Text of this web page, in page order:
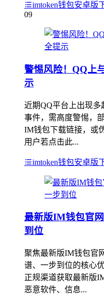
imtoken钱包安卓版
09
警惕风险！QQ上
示
近期QQ平台上出现
事件，需高度警惕，
IM钱包下载链接，或
用户若点击此...
imtoken钱包安卓版
最新版IM钱包官
到位
聚焦最新版IM钱包官
谱、一步到位的核心
正规渠道获取最新版
恶意软件、信息...